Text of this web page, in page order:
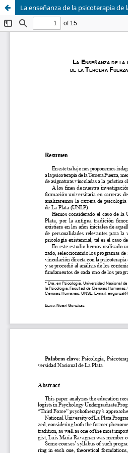
La enseñanza de la psicoterapia de